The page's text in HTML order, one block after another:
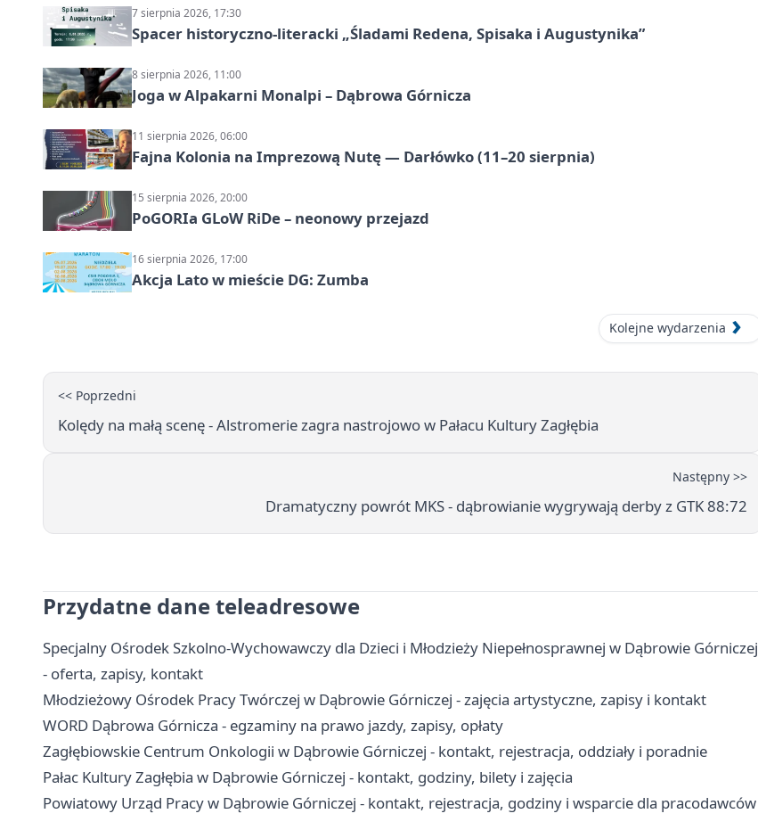
7 sierpnia 2026, 17:30
Spacer historyczno-literacki „Śladami Redena, Spisaka i Augustynika”
8 sierpnia 2026, 11:00
Joga w Alpakarni Monalpi – Dąbrowa Górnicza
11 sierpnia 2026, 06:00
Fajna Kolonia na Imprezową Nutę — Darłówko (11–20 sierpnia)
15 sierpnia 2026, 20:00
PoGORIa GLoW RiDe – neonowy przejazd
16 sierpnia 2026, 17:00
Akcja Lato w mieście DG: Zumba
Kolejne wydarzenia
<< Poprzedni
Kolędy na małą scenę - Alstromerie zagra nastrojowo w Pałacu Kultury Zagłębia
Następny >>
Dramatyczny powrót MKS - dąbrowianie wygrywają derby z GTK 88:72
Przydatne dane teleadresowe
Specjalny Ośrodek Szkolno-Wychowawczy dla Dzieci i Młodzieży Niepełnosprawnej w Dąbrowie Górniczej
- oferta, zapisy, kontakt
Młodzieżowy Ośrodek Pracy Twórczej w Dąbrowie Górniczej - zajęcia artystyczne, zapisy i kontakt
WORD Dąbrowa Górnicza - egzaminy na prawo jazdy, zapisy, opłaty
Zagłębiowskie Centrum Onkologii w Dąbrowie Górniczej - kontakt, rejestracja, oddziały i poradnie
Pałac Kultury Zagłębia w Dąbrowie Górniczej - kontakt, godziny, bilety i zajęcia
Powiatowy Urząd Pracy w Dąbrowie Górniczej - kontakt, rejestracja, godziny i wsparcie dla pracodawców